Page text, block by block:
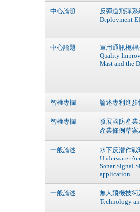
中心論題
反彈道飛彈系
Deployment
中心論題
軍用通訊桅桿
Quality
Mast and the
智權專欄 論述專利進步
智權專欄
發展國防產業
產業條例草案
一般論述
水下反潛作戰
Underwater
Sonar Signal
application
一般論述
無人飛機技術
Technology